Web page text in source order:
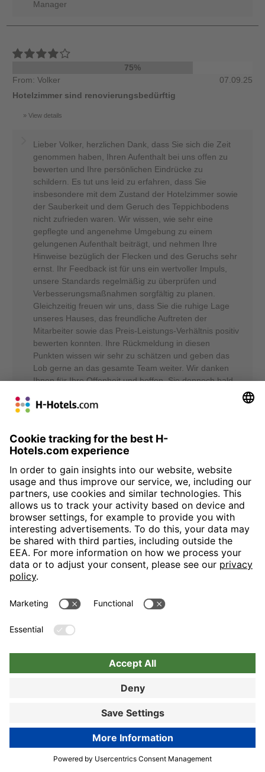
Manager
75%
From: Volker
07.09.25
Hotelzimmer sind renovierungsbedürftig
View details
Lieber Volker, herzlichen Dank, dass Sie sich die Zeit
genommen haben, Ihren Aufenthalt bei uns offen zu
bewerten und Ihre persönlichen Eindrücke zu
schildern. Es tut uns leid zu erfahren, dass Sie
insbesondere mit dem Zustand der Hotelzimmer sowie
der Sauberkeit und dem Geruch des Teppichbodens
nicht zufrieden waren. Wir wissen, wie sehr eine
gepflegte und angenehme Umgebung zu einem
gelungenen Aufenthalt beiträgt, und nehmen Ihre
Hinweise bezüglich der Flecken und des Geruchs sehr
ernst. Ihr Feedback ist für uns ein wertvoller Impuls,
unsere Standards regelmäßig zu überprüfen und
Verbesserungsmaßnahmen sorgfältig zu planen.
Gleichzeitig freuen wir uns, dass Sie die ruhige Lage
unseres Hauses, das freundliche Auftreten der
Mitarbeiter sowie das Preis-Leistungs-Verhältnis positiv
bewerten konnten. Ihre Rückmeldung in diesen
Punkten wissen wir sehr zu schätzen und geben das
Lob gerne an das gesamte Team weiter. Wir danken
Ihnen für Ihre Offenheit und hoffen, Sie dennoch bald
unserem kontinuierlichen Verbesserungsprozess zu
80%
From: anonymous
07.09.25
Positiv
View details
Lieber Gast, herzlichen Dank, dass Sie sich die Zeit
genommen haben, Ihren Aufenthalt bei uns zu
teilen. Es freut uns sehr, dass Sie besonders die
und das Preis-Leistungs-Verhältnis schätzen konnten.
hoffen, Sie behalten Ihren Aufenthalt in guter
uns begrüßen zu dürfen. Herzliche Grüße, Ihr Team
von den H-Hotels Sergej Rosenberg - Online
Reputation Manager
Book now